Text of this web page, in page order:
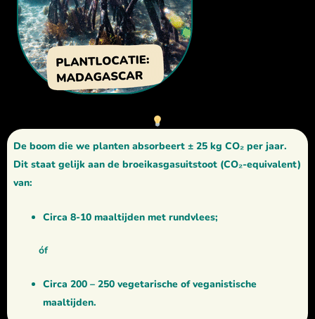
De boom die we planten absorbeert ± 25 kg CO₂ per jaar.
Dit staat gelijk aan de broeikasgasuitstoot (CO₂-equivalent)
van:
Circa 8-10 maaltijden met rundvlees;
óf
Circa 200 – 250 vegetarische of veganistische
maaltijden.